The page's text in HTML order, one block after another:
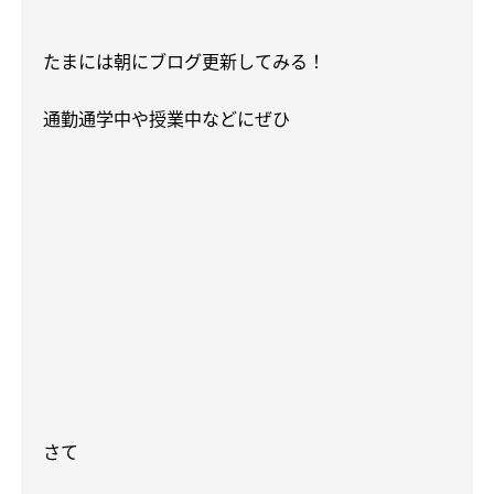
たまには朝にブログ更新してみる！
通勤通学中や授業中などにぜひ
さて